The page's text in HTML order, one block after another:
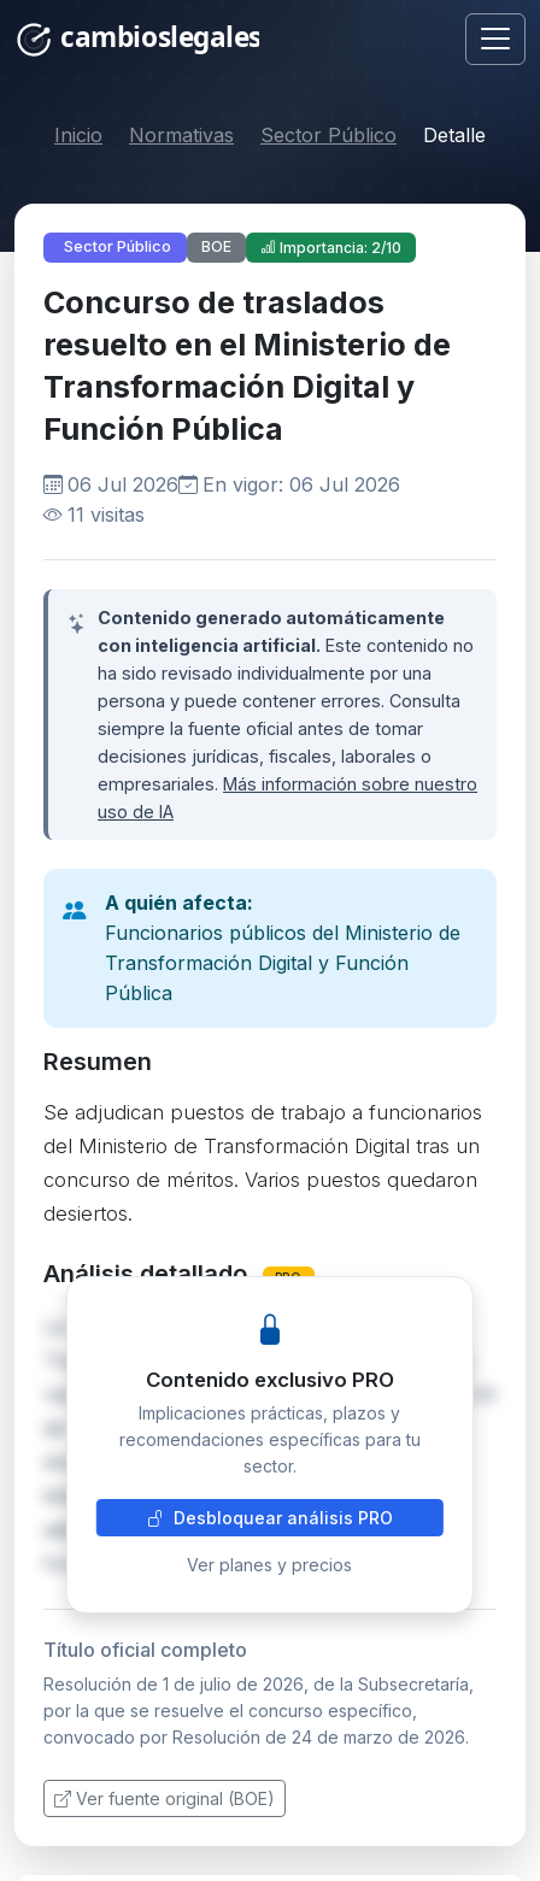
Inicio Normativas Sector Público Detalle
Sector Público BOE Importancia: 2/10
Concurso de traslados
resuelto en el Ministerio de
Transformación Digital y
Función Pública
06 Jul 2026
En vigor: 06 Jul 2026
11 visitas
Contenido generado automáticamente
con inteligencia artificial. Este contenido no
ha sido revisado individualmente por una
persona y puede contener errores. Consulta
siempre la fuente oficial antes de tomar
decisiones jurídicas, fiscales, laborales o
empresariales. Más información sobre nuestro
uso de IA
A quién afecta:
Funcionarios públicos del Ministerio de
Transformación Digital y Función
Pública
Resumen
Se adjudican puestos de trabajo a funcionarios
del Ministerio de Transformación Digital tras un
concurso de méritos. Varios puestos quedaron
desiertos.
Análisis detallado PRO
La Subsecretaría del Ministerio para la
resuelve el concurso específico convocado el 24
de marzo de 2026 para proveer puestos en
áreas de digitalización, inteligencia artificial,
telecomunicaciones y seguridad digital. Se
adjudican plazas de niveles 16 a 28 a
Contenido exclusivo PRO
Implicaciones prácticas, plazos y
recomendaciones específicas para tu
sector.
Desbloquear análisis PRO
Ver planes y precios
Título oficial completo
Resolución de 1 de julio de 2026, de la Subsecretaría,
por la que se resuelve el concurso específico,
convocado por Resolución de 24 de marzo de 2026.
Ver fuente original (BOE)